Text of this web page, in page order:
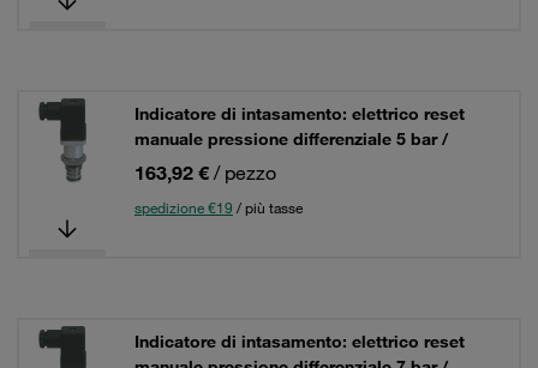
Indicatore di intasamento: elettrico reset
manuale pressione differenziale 5 bar /
163,92 € / pezzo
spedizione €19 / più tasse
Indicatore di intasamento: elettrico reset